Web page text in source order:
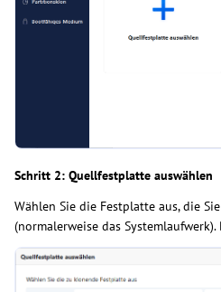
Schritt 2: Quellfestplatte auswählen
Wählen Sie die Festplatte aus, die
(normalerweise das Systemlaufwerk).